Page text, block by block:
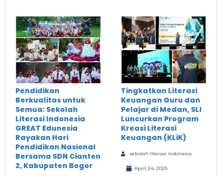
Pendidikan
Berkualitas untuk
Semua: Sekolah
Literasi Indonesia
GREAT Edunesia
Rayakan Hari
Pendidikan Nasional
Bersama SDN Cianten
2, Kabupaten Bogor
Tingkatkan Literasi
Keuangan Guru dan
Pelajar di Medan, SLI
Luncurkan Program
Kreasi Literasi
Keuangan (KLiK)
sekolah literasi indonesia
April 24, 2025